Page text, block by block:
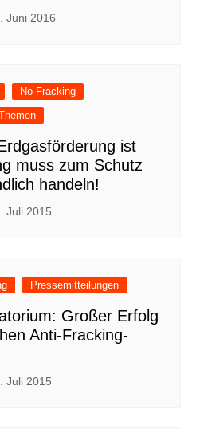
Juni 2016
No-Fracking
ist
muss zum Schutz
handeln!
Juli 2015
Pressemitteilungen
Großer Erfolg
Anti-Fracking-
Juli 2015